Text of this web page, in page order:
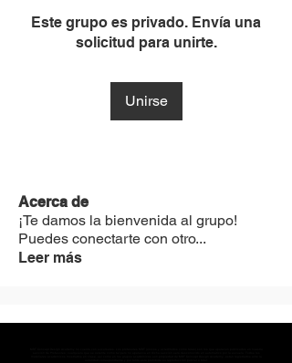
Este grupo es privado. Envía una
solicitud para unirte.
Unirse
Acerca de
¡Te damos la bienvenida al grupo!
Puedes conectarte con otro...
Leer más